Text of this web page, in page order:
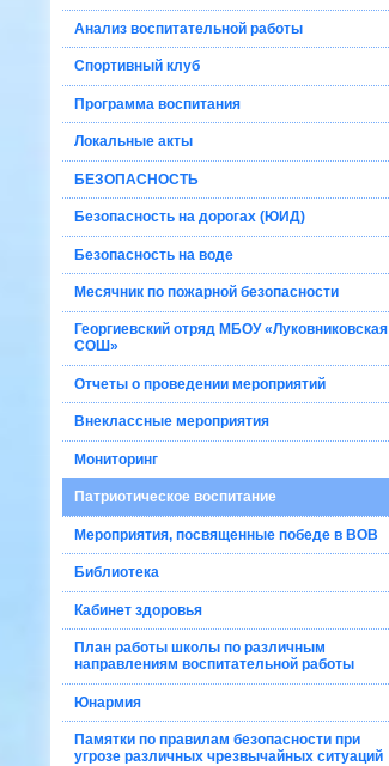
Анализ воспитательной работы
Спортивный клуб
Программа воспитания
Локальные акты
БЕЗОПАСНОСТЬ
Безопасность на дорогах (ЮИД)
Безопасность на воде
Месячник по пожарной безопасности
Георгиевский отряд МБОУ «Луковниковская
СОШ»
Отчеты о проведении мероприятий
Внеклассные мероприятия
Мониторинг
Патриотическое воспитание
Мероприятия, посвященные победе в ВОВ
Библиотека
Кабинет здоровья
План работы школы по различным
направлениям воспитательной работы
Юнармия
Памятки по правилам безопасности при
угрозе различных чрезвычайных ситуаций